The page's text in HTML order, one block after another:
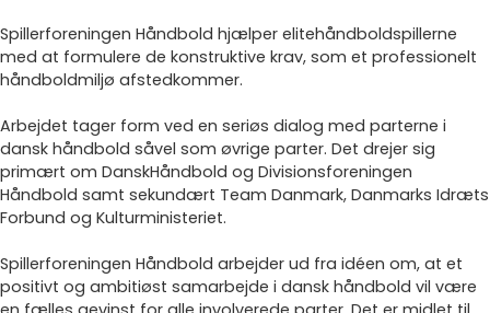
Spillerforeningen Håndbold hjælper elitehåndboldspillerne
med at formulere de konstruktive krav, som et professionelt
håndboldmiljø afstedkommer.
Arbejdet tager form ved en seriøs dialog med parterne i
dansk håndbold såvel som øvrige parter. Det drejer sig
primært om DanskHåndbold og Divisionsforeningen
Håndbold samt sekundært Team Danmark, Danmarks Idræts
Forbund og Kulturministeriet.
Spillerforeningen Håndbold arbejder ud fra idéen om, at et
positivt og ambitiøst samarbejde i dansk håndbold vil være